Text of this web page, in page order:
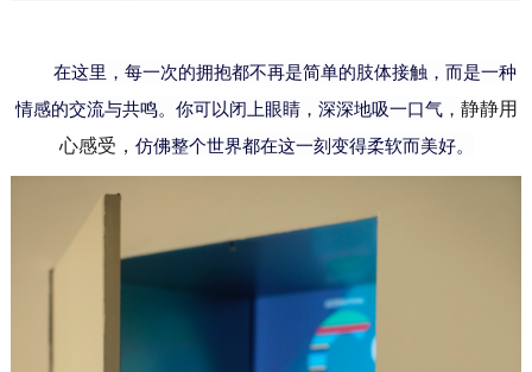
在这里，每一次的拥抱都不再是简单的肢体接触，而是一种
情感的交流与共鸣。你可以闭上眼睛，深深地吸一口气， 静静用
心感受， 仿佛整个世界都在这一刻变得柔软而美好。